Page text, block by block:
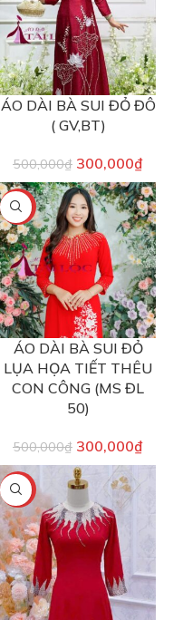
ÁO DÀI BÀ SUI ĐỎ ĐÔ
( GV,BT)
500,000₫ 300,000₫
-40%
ÁO DÀI BÀ SUI ĐỎ
LỤA HỌA TIẾT THÊU
CON CÔNG (MS ĐL
50)
500,000₫ 300,000₫
-40%